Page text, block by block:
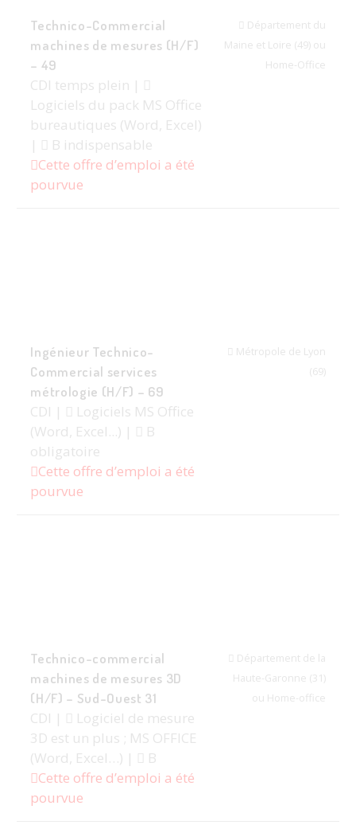
Technico-Commercial
machines de mesures (H/F)
– 49
CDI temps plein |
Logiciels du pack MS Office
bureautiques (Word, Excel)
|
B indispensable
Cette offre d’emploi a été
pourvue
Département du
Maine et Loire (49) ou
Home-Office
Ingénieur Technico-
Commercial services
métrologie (H/F) – 69
CDI |
Logiciels MS Office
(Word, Excel...) |
B
obligatoire
Cette offre d’emploi a été
pourvue
Métropole de Lyon
(69)
Technico-commercial
machines de mesures 3D
(H/F) – Sud-Ouest 31
CDI |
Logiciel de mesure
3D est un plus ; MS OFFICE
(Word, Excel…) |
B
Cette offre d’emploi a été
pourvue
Département de la
Haute-Garonne (31)
ou Home-office